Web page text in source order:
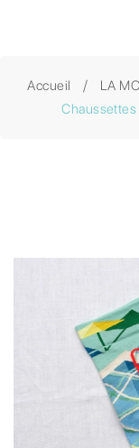
Accueil LA
Chaussettes